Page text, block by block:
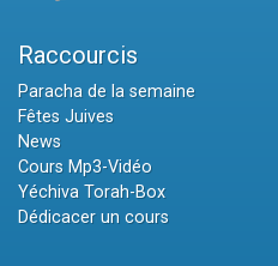
Raccourcis
Paracha de la semaine
Fêtes Juives
News
Cours Mp3-Vidéo
Yéchiva Torah-Box
Dédicacer un cours